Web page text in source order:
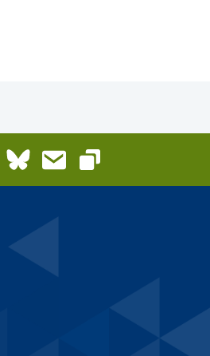
LinkedInBlueskyE-Mail
Link kopieren